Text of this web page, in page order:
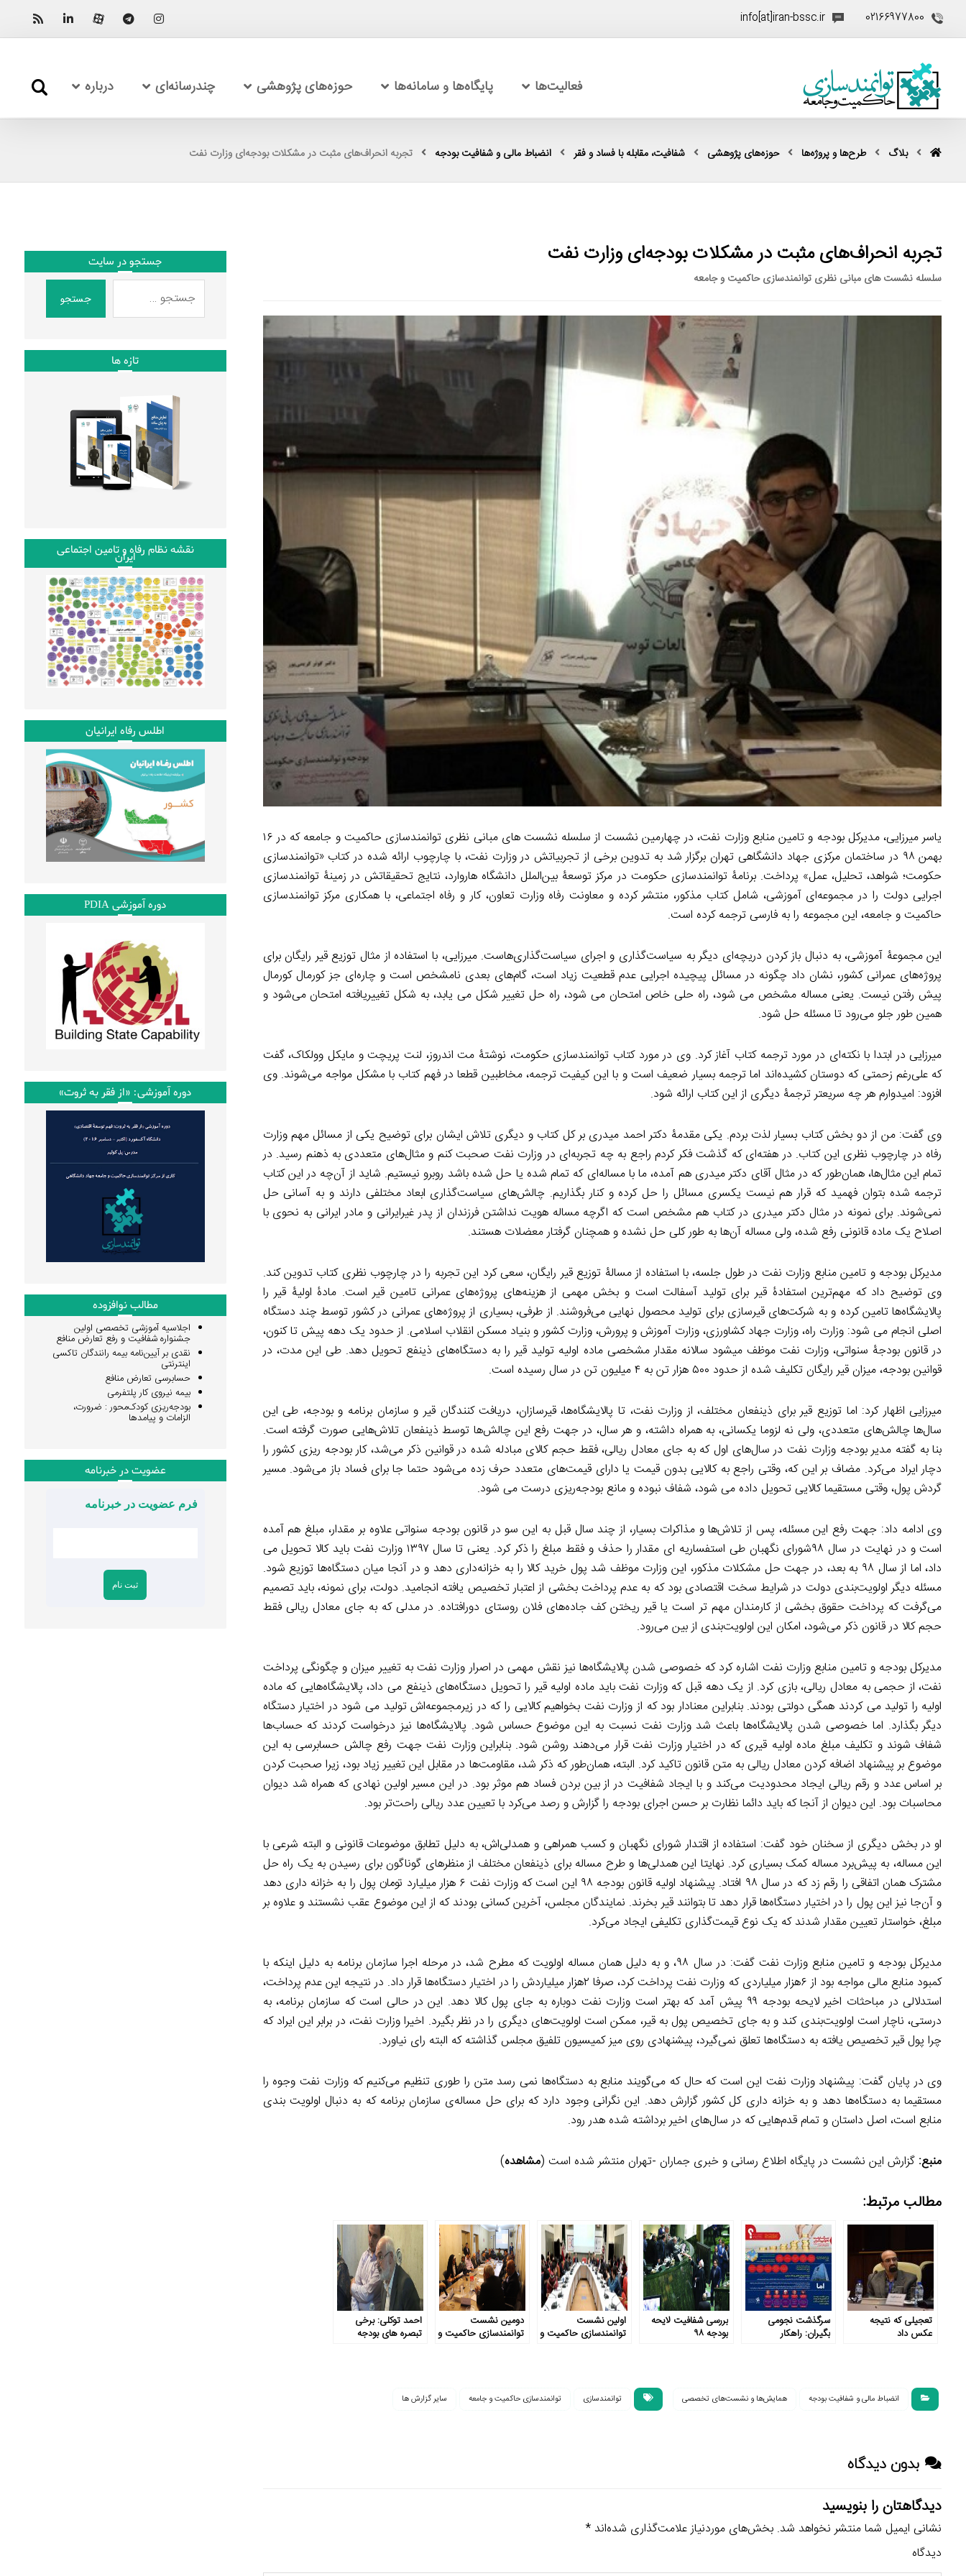
02166977800
info[at]iran-bssc.ir
فعالیت‌ها پایگاه‌ها و سامانه‌ها حوزه‌های پژوهشی چندرسانه‌ای درباره
بلاگ طرح‌ها و پروژه‌ها حوزه‌های پژوهشی شفافیت، مقابله با فساد و فقر انضباط مالى و شفافيت بودجه تجربه انحراف‌های مثبت در مشکلات بودجه‌ای وزارت نفت
تجربه انحراف‌های مثبت در مشکلات بودجه‌ای وزارت نفت
سلسله نشست‌ های مبانی نظری توانمندسازی حاکمیت و جامعه
یاسر میرزایی، مدیرکل بودجه و تامین منابع وزارت نفت، در چهارمین نشست از سلسله نشست‌ های مبانی نظری توانمندسازی حاکمیت و جامعه که در ۱۶
بهمن ۹۸ در ساختمان مرکزی جهاد دانشگاهی تهران برگزار شد به تدوین برخی از تجربیاتش در وزارت نفت، با چارچوب ارائه شده در کتاب «توانمندسازی
حکومت؛ شواهد، تحلیل، عمل» پرداخت. برنامۀ توانمندسازی حکومت در مرکز توسعۀ بین‌الملل دانشگاه هاروارد، نتایج تحقیقاتش در زمینۀ توانمندسازی
اجرایی دولت‌ را در مجموعه‌ای آموزشی، شامل کتاب مذکور، منتشر کرده و معاونت رفاه وزارت تعاون، کار و رفاه اجتماعی، با همکاری مرکز توانمندسازی
حاکمیت و جامعه، این مجموعه را به فارسی ترجمه کرده‌ است.
این مجموعۀ آموزشی، به دنبال باز کردن دریچه‌ای دیگر به سیاست‌گذاری و اجرای سیاست‌گذاری‌هاست. میرزایی، با استفاده از مثال توزیع قیر رایگان برای
پروژه‌های عمرانی کشور، نشان داد چگونه در مسائل پیچیده اجرایی عدم قطعیت زیاد است، گام‌های بعدی نامشخص است و چا‌ره‌ای جز کورمال کورمال
پیش رفتن نیست. یعنی مساله مشخص می‌ شود، راه حلی خاص امتحان می‌ شود، راه حل تغییر شکل می‌ یابد، به شکل تغییریافته امتحان می‌شود و
همین طور جلو می‌رود تا مسئله حل شود.
میرزایی در ابتدا با نکته‌ای در مورد ترجمه کتاب آغاز کرد. وی در مورد کتاب توانمندسازی حکومت، نوشتۀ مت اندروز، لنت پریچت و مایکل وولکاک، گفت
که علی‌رغم زحمتی که دوستان کشیده‌اند اما ترجمه بسیار ضعیف است و با این کیفیت ترجمه، مخاطبین قطعا در فهم کتاب با مشکل مواجه می‌شوند. وی
افزود: امیدوارم هر چه سریعتر ترجمۀ دیگری از این کتاب ارائه شود.
وی گفت: من از دو بخش کتاب بسیار لذت بردم. یکی مقدمۀ دکتر احمد میدری بر کل کتاب و دیگری تلاش ایشان برای توضیح یکی از مسائل مهم وزارت
رفاه در چارچوب نظری این کتاب. در هفته‌ای که گذشت فکر کردم راجع به چه تجربه‌ای در وزارت نفت صحبت کنم و مثال‌های متعددی به ذهنم رسید. در
تمام این مثال‌ها، همان‌طور که در مثال آقای دکتر میدری هم آمده، ما با مساله‌ای که تمام شده یا حل شده باشد روبرو نیستیم. شاید از آن‌چه در این کتاب
ترجمه شده بتوان فهمید که قرار هم نیست یکسری مسائل را حل کرده و کنار بگذاریم. چالش‌های سیاست‌گذاری ابعاد مختلفی دارند و به آسانی حل
نمی‌شوند. برای نمونه در مثال دکتر میدری در کتاب هم مشخص است که اگرچه مساله هویت نداشتن فرزندان از پدر غیرایرانی و مادر ایرانی به نحوی با
اصلاح یک ماده قانونی رفع شده، ولی مساله آن‌ها به طور کلی حل نشده و همچنان گرفتار معضلات هستند.
مدیرکل بودجه و تامین منابع وزارت نفت در طول جلسه، با استفاده از مسالۀ توزیع قیر رایگان، سعی کرد این تجربه را در چارچوب نظری کتاب تدوین کند.
وی توضیح داد که مهم‌ترین استفادۀ قیر برای تولید آسفالت است و بخش مهمی از هزینه‌های پروژه‌های عمرانی تامین قیر است. مادۀ اولیۀ قیر را
پالایشگاه‌ها تامین کرده و به شرکت‌های قیرسازی برای تولید محصول نهایی می‌فروشند. از طرفی، بسیاری از پروژه‌های عمرانی در کشور توسط چند دستگاه
اصلی انجام می شود: وزارت راه، وزارت جهاد کشاورزی، وزارت آموزش و پرورش، وزارت کشور و بنیاد مسکن انقلاب اسلامی. از حدود یک دهه پیش تا کنون،
در قانون بودجۀ سنواتی، وزارت نفت موظف میشود سالانه مقدار مشخصی ماده اولیه تولید قیر را به دستگاه‌های ذینفع تحویل دهد. طی این مدت، در
قوانین بودجه، میزان قیر رایگان تکلیف شده از حدود ۵۰۰ هزار تن به ۴ میلیون تن در سال رسیده است.
میرزایی اظهار کرد: اما توزیع قیر برای ذینفعان مختلف، از وزارت نفت، تا پالایشگاه‌ها، قیرسازان، دریافت‌ کنندگان قیر و سازمان برنامه و بودجه، طی این
سال‌ها چالش‌های متعددی، ولی نه لزوما یکسانی، به همراه داشته، و هر سال، در جهت رفع این چالش‌ها توسط ذینفعان تلاش‌هایی صورت گرفته است.
بنا به گفته مدیر بودجه وزارت نفت در سال‌های اول که به جای معادل ریالی، فقط حجم کالای مبادله شده در قوانین ذکر می‌شد، کار بودجه‌ ریزی کشور را
دچار ایراد می‌کرد. مضاف بر این که، وقتی راجع به کالایی بدون قیمت یا دارای قیمت‌های متعدد حرف زده می‌شود حتما جا برای فساد باز می‌شود. مسیر
گردش پول، وقتی مستقیما کالایی تحویل داده می‌ شود، شفاف نبوده و مانع بودجه‌ریزی درست می شود.
وی ادامه داد: جهت رفع این مسئله، پس از تلاش‌ها و مذاکرات بسیار، از چند سال قبل به این سو در قانون بودجه سنواتی علاوه بر مقدار، مبلغ هم آمده
است و در نهایت در سال ۹۸شورای نگهبان طی استفساریه‌ ای مقدار را حذف و فقط مبلغ را ذکر کرد. یعنی تا سال ۱۳۹۷ وزارت نفت باید کالا تحویل می
داد، اما از سال ۹۸ به بعد، در جهت حل مشکلات مذکور، این وزارت موظف شد پول خرید کالا را به خزانه‌داری دهد و در آنجا میان دستگاه‌ها توزیع شود.
مسئله دیگر اولویت‌بندی دولت در شرایط سخت اقتصادی بود که به عدم پرداخت بخشی از اعتبار تخصیص یافته انجامید. دولت، برای نمونه، باید تصمیم
می‌گرفت که پرداخت حقوق بخشی از کارمندان مهم‌ تر است یا قیر ریختن کف جاده‌های فلان روستای دورافتاده. در مدلی که به جای معادل ریالی فقط
حجم کالا در قانون ذکر می‌شود، امکان این اولویت‌بندی از بین می‌رود.
مدیرکل بودجه و تامین منابع وزارت نفت اشاره کرد که خصوصی شدن پالایشگاه‌ها نیز نقش مهمی در اصرار وزارت نفت به تغییر میزان و چگونگی پرداخت
نفت، از حجمی به معادل ریالی، بازی کرد. از یک دهه قبل که وزارت نفت باید ماده اولیه قیر را تحویل دستگاه‌های ذینفع می‌ داد، پالایشگاه‌هایی که ماده
اولیه را تولید می‌ کردند همگی دولتی بودند. بنابراین معنادار بود که از وزارت نفت بخواهیم کالایی را که در زیرمجموعه‌اش تولید می‌ شود در اختیار دستگاه
دیگر بگذارد. اما خصوصی شدن پالایشگاه‌ها باعث شد وزارت نفت نسبت به این موضوع حساس شود. پالایشگاه‌ها نیز درخواست کردند که حساب‌ها
شفاف شوند و تکلیف مبلغ ماده اولیه قیری که در اختیار وزارت نفت قرار می‌دهند روشن شود. بنابراین وزارت نفت جهت رفع چالش حسابرسی به این
موضوع بر پیشنهاد اضافه کردن معادل ریالی به متن قانون تاکید کرد. البته، همان‌طور که ذکر شد، مقاومت‌ها در مقابل این تغییر زیاد بود، زیرا صحبت کردن
بر اساس عدد و رقم ریالی ایجاد محدودیت می‌کند و با ایجاد شفافیت در از بین بردن فساد هم موثر بود. در این مسیر اولین نهادی که همراه شد دیوان
محاسبات بود. این دیوان از آنجا که باید دائما نظارت بر حسن اجرای بودجه را گزارش و رصد می‌کرد با تعیین عدد ریالی راحت‌تر بود.
او در بخش دیگری از سخنان خود گفت: استفاده از اقتدار شورای نگهبان و کسب همراهی و همدلی‌اش، به دلیل تطابق موضوعات قانونی و البته شرعی با
این مساله، به پیش‌برد مساله کمک بسیاری کرد. نهایتا این همدلی‌ها و طرح مساله برای ذینفعان مختلف از منظرهای گوناگون برای رسیدن به یک راه حل
مشترک همان اتفاقی را رقم زد که در سال ۹۸ افتاد. پیشنهاد اولیه قانون بودجه ۹۸ این است که وزارت نفت ۶ هزار میلیارد تومان پول را به خزانه داری دهد
و آن‌جا نیز این پول را در اختیار دستگاه‌ها قرار دهد تا بتوانند قیر بخرند. نمایندگان مجلس، آخرین کسانی بودند که از این موضوع عقب نشستند و علاوه بر
مبلغ، خواستار تعیین مقدار شدند که یک نوع قیمت‌گذاری تکلیفی ایجاد می‌کرد.
مدیرکل بودجه و تامین منابع وزارت نفت گفت: در سال ۹۸، و به دلیل همان مساله اولویت که مطرح شد، در مرحله اجرا سازمان برنامه به دلیل اینکه با
کمبود منابع مالی مواجه بود از ۶هزار میلیاردی که وزارت نفت پرداخت کرد، صرفا ۲هزار میلیاردش را در اختیار دستگاه‌ها قرار داد. در نتیجه این عدم پرداخت،
استدلالی در مباحثات اخیر لایحه بودجه ۹۹ پیش آمد که بهتر است وزارت نفت دوباره به جای پول کالا دهد. این در حالی است که سازمان برنامه، به
درستی، ناچار است اولویت‌بندی کند و به جای تخصیص پول به قیر، ممکن است اولویت‌های دیگری را در نظر بگیرد. اخیرا وزارت نفت، در برابر این ایراد که
چرا پول قیر تخصیص یافته به دستگاه‌ها تعلق نمی‌گیرد، پیشنهادی روی میز کمیسیون تلفیق مجلس گذاشته که البته رای نیاورد.
وی در پایان گفت: پیشنهاد وزارت نفت این است که حال که می‌گویند منابع به دستگاه‌ها نمی‌ رسد متن را طوری تنظیم می‌کنیم که وزارت نفت وجوه را
مستقیما به دستگاه‌ها دهد و به خزانه‌ داری کل کشور گزارش دهد. این نگرانی وجود دارد که برای حل مساله‌ی سازمان برنامه که به دنبال اولویت‌ بندی
منابع است، اصل داستان و تمام قدم‌هایی که در سال‌های اخیر برداشته شده هدر رود.
منبع: گزارش این نشست در پایگاه اطلاع رسانی و خبری جماران -تهران منتشر شده است (مشاهده)
مطالب مرتبط:
تعجیلی که نتیجه
عکس داد
سرگذشت نجومی
بگیران: راهکار
بررسی شفافیت لایحه
بودجه ۹۸
اولین نشست
توانمندسازی حاکمیت و
دومین نشست
توانمندسازی حاکمیت و
احمد توکلی: برخی
تبصره های بودجه
انضباط مالى و شفافيت بودجه همایش‌ها و نشست‌های تخصصی توانمندسازی توانمندسازی حاکمیت و جامعه سایر گزارش ها
بدون دیدگاه
دیدگاهتان را بنویسید
نشانی ایمیل شما منتشر نخواهد شد. بخش‌های موردنیاز علامت‌گذاری شده‌اند*
دیدگاه
جستجو در سایت
جستجو
تازه ها
نقشه نظام رفاه و تامین اجتماعی
ایران
اطلس رفاه ایرانیان
دوره آموزشی PDIA
دوره آموزشی: «از فقر به ثروت»
مطالب نوافزوده
اجلاسیه آموزشی تخصصی اولین
جشنواره شفافیت و رفع تعارض منافع
نقدی بر آیین‌نامه بیمه رانندگان تاکسی
اینترنتی
حسابرسی تعارض منافع
بیمه نیروی کار پلتفرمی
بودجه‌ریزی کودک‌محور : ضرورت،
الزامات و پیامدها
عضویت در خبرنامه
فرم عضویت در خبرنامه